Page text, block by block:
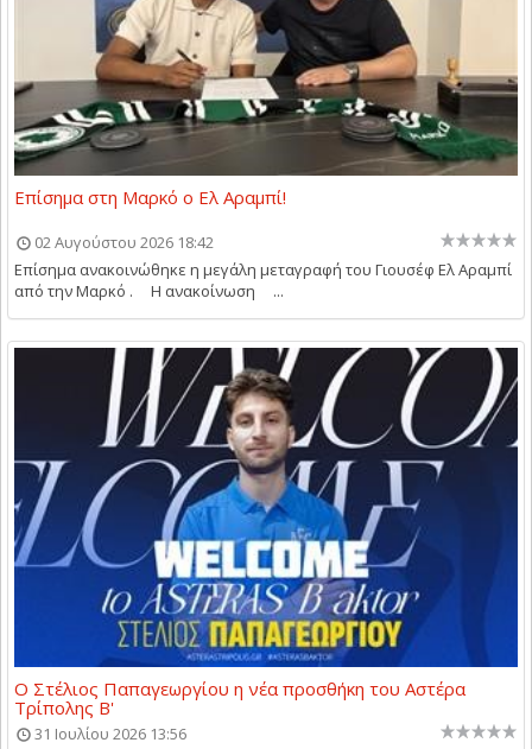
Επίσημα στη Μαρκό ο Ελ Αραμπί!
02 Αυγούστου 2026 18:42
Επίσημα ανακοινώθηκε η μεγάλη μεταγραφή του Γιουσέφ Ελ Αραμπί
από την Μαρκό . Η ανακοίνωση ...
Ο Στέλιος Παπαγεωργίου η νέα προσθήκη του Αστέρα
Τρίπολης Β'
31 Ιουλίου 2026 13:56